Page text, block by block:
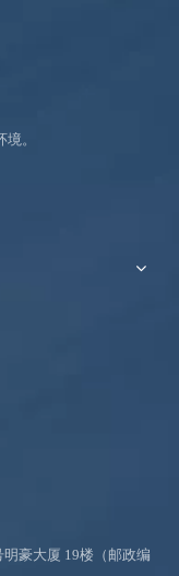
。
豪大厦 19楼（邮政编